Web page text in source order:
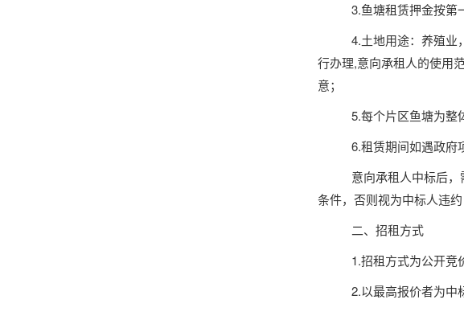
3.鱼塘租赁押金按第
4.土地用途：养殖业
行办理,意向承租人的使用
意；
5.每个片区鱼塘为整
6.租赁期间如遇政府
意向承租人中标后
条件，否则视为中标人违
二、招租方式
1.招租方式为公开竞
2.以最高报价者为中